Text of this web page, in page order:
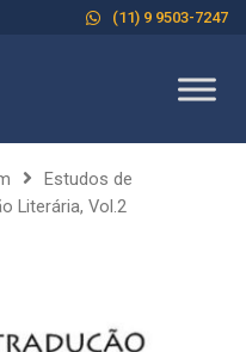
(11) 9 9503-7247
Estudos de
Literária, Vol.2